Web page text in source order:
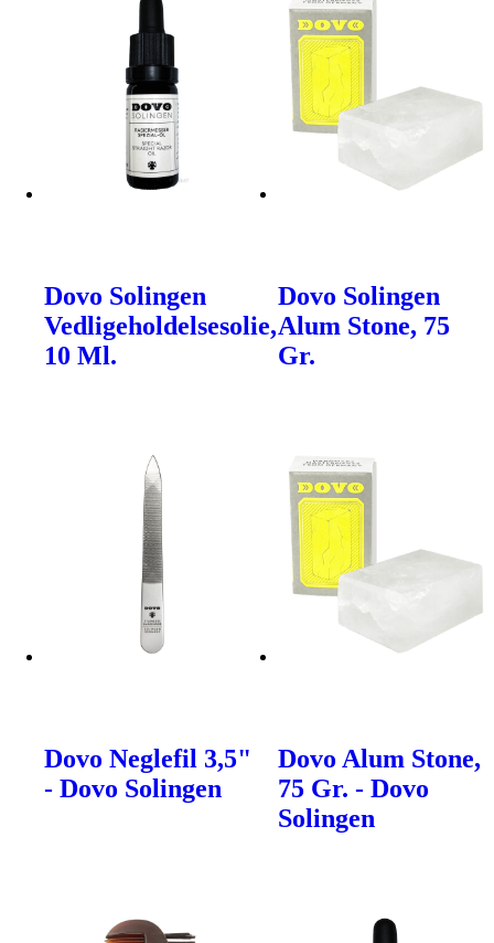
Dovo Solingen
Vedligeholdelsesolie,
10 Ml.
Dovo Solingen
Alum Stone, 75
Gr.
Dovo Neglefil 3,5"
- Dovo Solingen
Dovo Alum Stone,
75 Gr. - Dovo
Solingen